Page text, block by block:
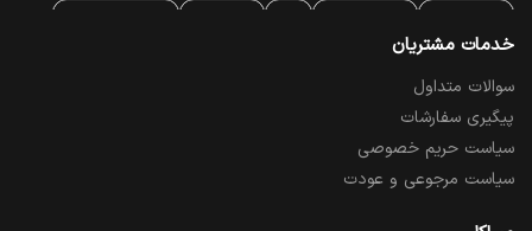
پایه سقفی
پرده نمایش
تبلت و موبایل تجهیزات پسیو شبکه
خدمات مشتریان
سوالات متداول
پیگیری سفارشات
سیاست حریم خصوصی
سیاست مرجوعی و عودت